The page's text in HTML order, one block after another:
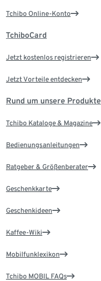
Tchibo Online-Konto
TchiboCard
Jetzt kostenlos registrieren
Jetzt Vorteile entdecken
Rund um unsere Produkte
Tchibo Kataloge & Magazine
Bedienungsanleitungen
Ratgeber & Größenberater
Geschenkkarte
Geschenkideen
Kaffee-Wiki
Mobilfunklexikon
Tchibo MOBIL FAQs